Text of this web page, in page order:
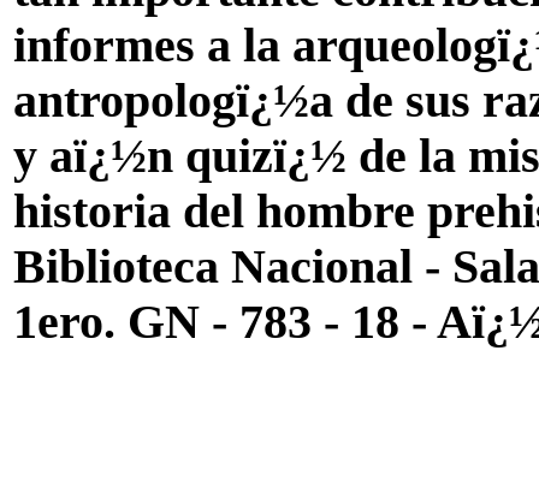
informes a la
antropologï¿½a de sus
y aï¿½n quizï¿½ de la
historia del hombre
Biblioteca Nacional -
1ero. GN - 783 - 18 -